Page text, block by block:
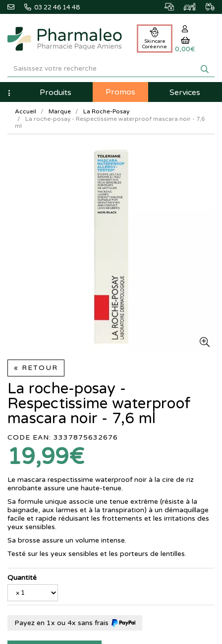
03 22 46 14 48
Pharmaleo
Pharmacie
Paque
Amiens
Skincare
Coréenne
0,00€
NavigationProduits Promos Services
Accueil Marque
La Roche-Posay
La roche-posay - Respectissime waterproof mascara noir - 7,6
ml
« RETOUR
La roche-posay -
Respectissime waterproof
mascara noir - 7,6 ml
CODE EAN: 3337875632676
19,99€
Le mascara respectissime waterproof noir à la cire de riz
enrobante assure une haute-tenue.
Sa formule unique associe une tenue extrême (résiste à la
baignade, aux larmes et à la transpiration) à un démaquillage
facile et rapide réduisant les frottements et les irritations des
yeux sensibles.
Sa brosse assure un volume intense.
Testé sur les yeux sensibles et les porteurs de lentilles.
Quantité
Payez en 1x ou 4x sans frais